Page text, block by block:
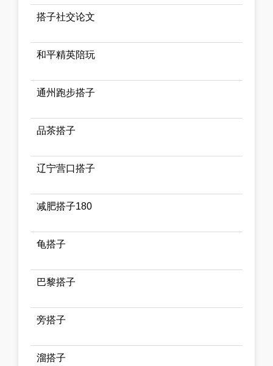
搭子社交论文
和平精英陪玩
通州跑步搭子
品茶搭子
辽宁营口搭子
减肥搭子180
龟搭子
巴黎搭子
旁搭子
溜搭子